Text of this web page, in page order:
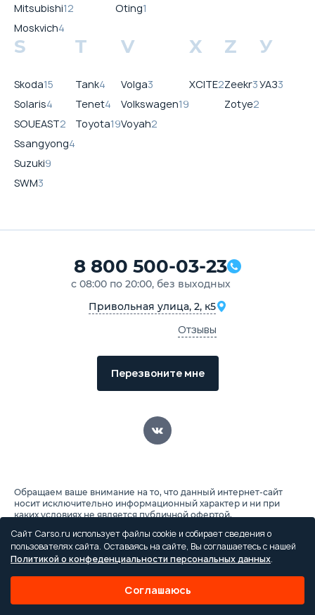
Mitsubishi12
Moskvich4
Oting1
S
Skoda15
Solaris4
SOUEAST2
Ssangyong4
Suzuki9
SWM3
T
Tank4
Tenet4
Toyota19
V
Volga3
Volkswagen19
Voyah2
X
XCITE2
Z
Zeekr3
Zotye2
У
УАЗ3
8 800 500-03-23
с 08:00 по 20:00, без выходных
Привольная улица, 2, к5
Отзывы
Перезвоните мне
Обращаем ваше внимание на то, что данный интернет-сайт
носит исключительно информационный характер и ни при
каких условиях не является публичной офертой,
Российской Федерации. Для получения подробной
информации о стоимости автомобилей, пожалуйста,
обращайтесь к менеджеру по продажам. Все цены на сайте
страховые продукты, которые оплачиваются отдельно.
Автомобили есть в наличии и на заказ, подробно можете
Сайт Carso.ru использует файлы cookie и собирает сведения о
пользователях сайта. Оставаясь на сайте, Вы соглашаетесь с нашей
Политикой о конфеденциальности персональных данных.
Соглашаюсь